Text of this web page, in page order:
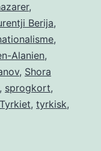
,
Berija,
,
Alanien,
, Shora
, sprogkort,
Tyrkiet, tyrkisk,